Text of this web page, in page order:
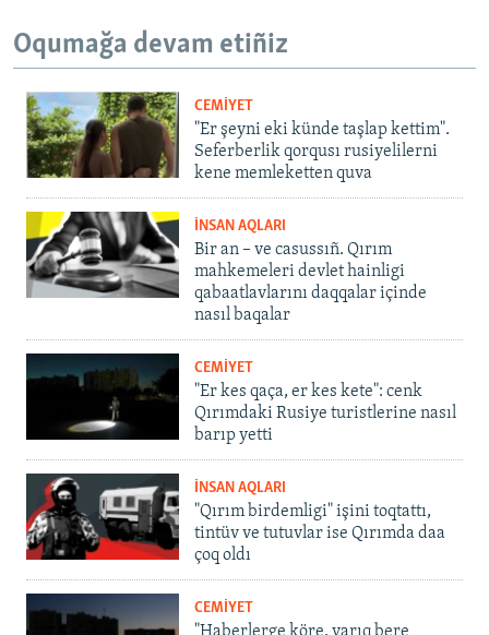
Oqumağa devam etiñiz
CEMİYET
"Er şeyni eki künde taşlap kettim".
Seferberlik qorqusı rusiyelilerni
kene memleketten quva
İNSAN AQLARI
Bir an – ve casussıñ. Qırım
mahkemeleri devlet hainligi
qabaatlavlarını daqqalar içinde
nasıl baqalar
CEMİYET
"Er kes qaça, er kes kete": cenk
Qırımdaki Rusiye turistlerine nasıl
barıp yetti
İNSAN AQLARI
"Qırım birdemligi" işini toqtattı,
tintüv ve tutuvlar ise Qırımda daa
çoq oldı
CEMİYET